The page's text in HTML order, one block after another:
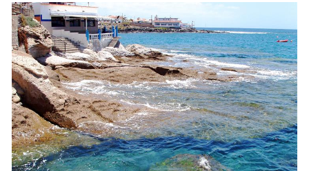
Comida & Restaurantes
Compras
Crianças & família
Desportos e aventura
Eventos locais
Museu & Arte
Natureza e ar livre
Noite
Onde ficar Praias